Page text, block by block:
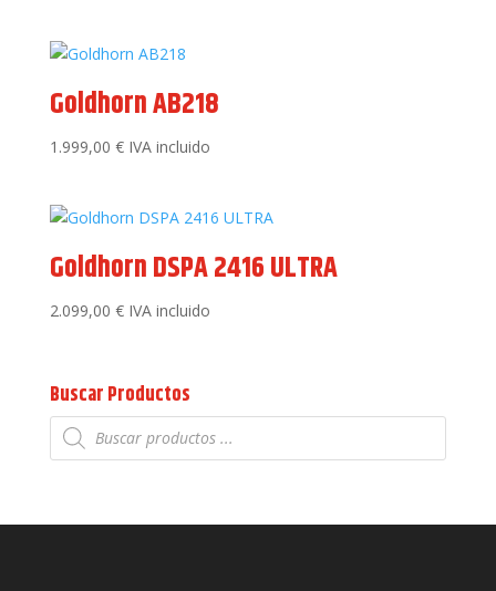
Goldhorn AB218
1.999,00 € IVA incluido
Goldhorn DSPA 2416 ULTRA
2.099,00 € IVA incluido
Buscar Productos
Búsqueda
de
productos